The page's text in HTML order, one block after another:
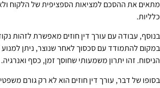
מתאים את ההסכם למציאות הספציפית של הלקוח
כלליות.
בנוסף, עבודה עם עורך דין חוזים מאפשרת לזהות
במקום להתמודד עם סכסוך לאחר שנוצר, ניתן
הניסוח. זהו יתרון משמעותי שחוסך זמן, כסף ואנרגיה.
בסופו של דבר, עורך דין חוזים הוא לא רק גורם